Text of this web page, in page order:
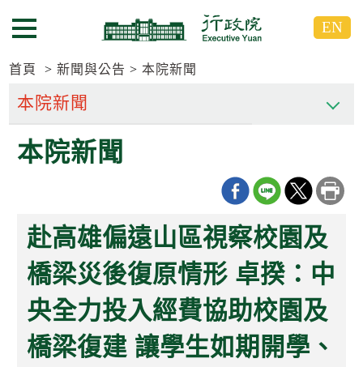
到
要
區
到
要
區
選單按鈕 EN
首頁 新聞與公告 本院新聞
本院新聞
赴高雄偏遠山區視察校園及
橋梁災後復原情形 卓揆：中
央全力投入經費協助校園及
橋梁復建 讓學生如期開學、